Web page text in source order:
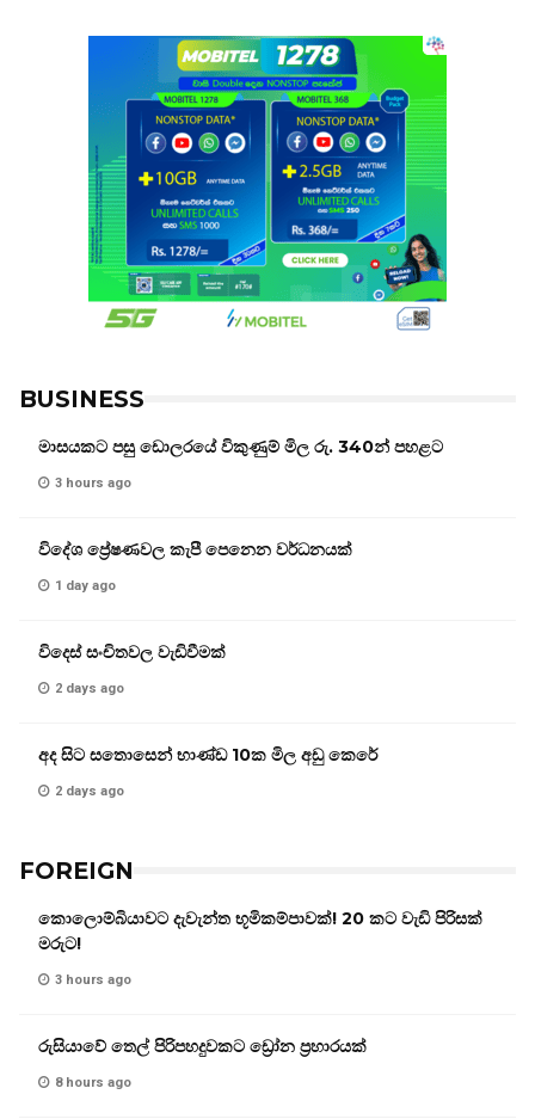
BUSINESS
මාසයකට පසු ඩොලරයේ විකුණුම් මිල රු. 340න් පහළට
3 hours ago
විදේශ ප්‍රේෂණවල කැපී පෙනෙන වර්ධනයක්
1 day ago
විදෙස් සංචිතවල වැඩිවීමක්
2 days ago
අද සිට සතොසෙන් භාණ්ඩ 10ක මිල අඩු කෙරේ
2 days ago
FOREIGN
කොලොම්බියාවට දැවැන්ත භූමිකම්පාවක්! 20 කට වැඩි පිරිසක්
මරුට!
3 hours ago
රුසියාවේ තෙල් පිරිපහදුවකට ඩ්‍රෝන ප්‍රහාරයක්
8 hours ago